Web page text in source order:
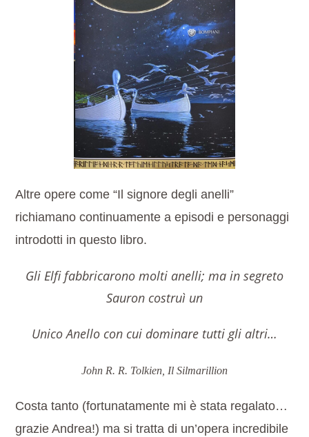
Altre opere come “Il signore degli anelli”
richiamano continuamente a episodi e personaggi
introdotti in questo libro.
Gli Elfi fabbricarono molti anelli; ma in segreto
Sauron costruì un
Unico Anello con cui dominare tutti gli altri…
John R. R. Tolkien, Il Silmarillion
Costa tanto (fortunatamente mi è stata regalato…
grazie Andrea!) ma si tratta di un’opera incredibile